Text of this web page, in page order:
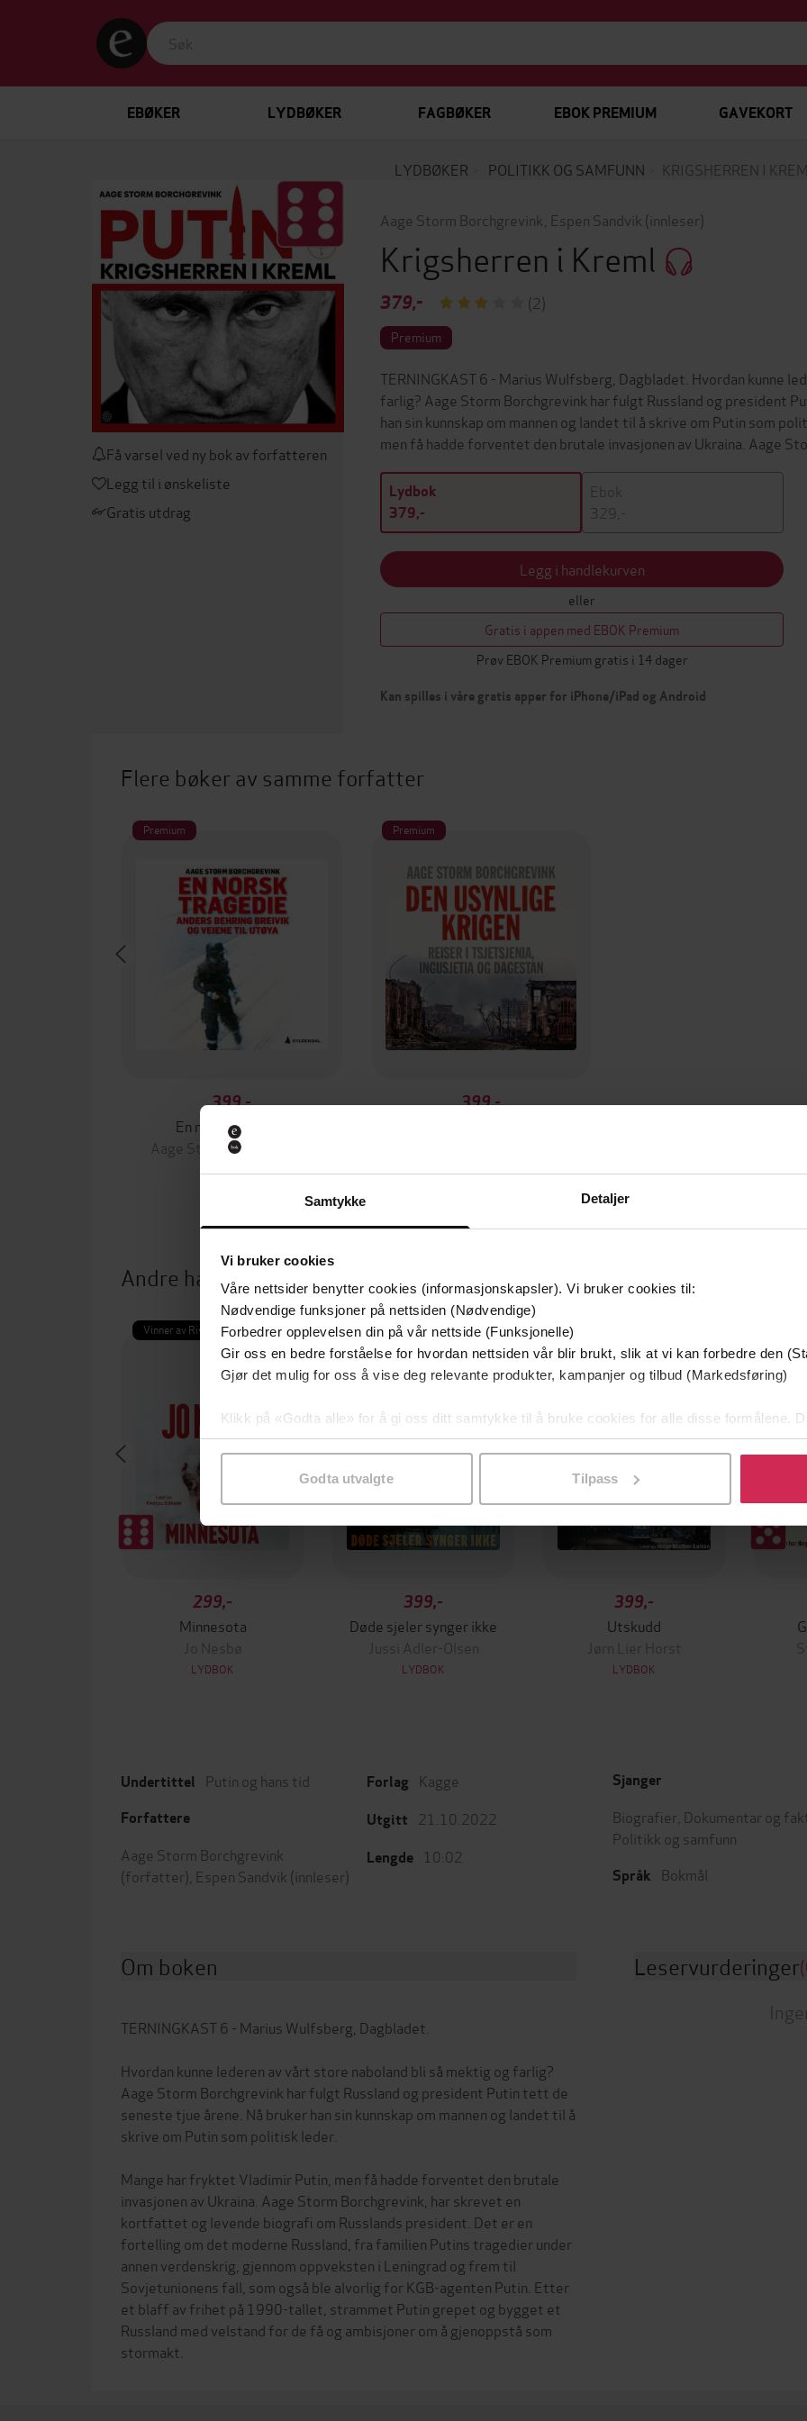
Samtykke Detaljer
Vi bruker cookies
Våre nettsider benytter cookies (informasjonskapsler). Vi bruker cookies til:
Nødvendige funksjoner på nettsiden (Nødvendige)
Forbedrer opplevelsen din på vår nettside (Funksjonelle)
Gir oss en bedre forståelse for hvordan nettsiden vår blir brukt, slik at vi kan forbedre den
Gjør det mulig for oss å vise deg relevante produkter, kampanjer og tilbud (Markedsføring)
Klikk på «Godta alle» for å gi oss ditt samtykke til å bruke cookies for alle disse formålene.
samtykke til spesifikke formål ved å klikke på «Tilpass». Du kan når som helst trekke
Godta utvalgte Tilpass
EBØKER LYDBØKER FAGBØKER EBOK PREMIUM GAVEKORT
LYDBØKER POLITIKK OG SAMFUNN KRIGSHERREN I
Få varsel ved ny bok av forfatteren
Legg til i ønskeliste
Gratis utdrag
Aage Storm Borchgrevink Espen Sandvik (innleser)
Krigsherren i Kreml
379,- (2)
Premium
TERNINGKAST 6 - Marius Wulfsberg, Dagbladet. Hvordan kunne
farlig? Aage Storm Borchgrevink har fulgt Russland og president
han sin kunnskap om mannen og landet til å skrive om Putin som
men få hadde forventet den brutale invasjonen av Ukraina. Aage
Lydbok
379,-
Ebok
329,-
Legg i handlekurven
eller
Gratis i appen med EBOK Premium
Prøv EBOK Premium gratis i 14 dager
Kan spilles i våre gratis apper for iPhone/iPad og Android
Flere bøker av samme forfatter
Premium
399,-
En norsk tragedie
Aage Storm Borchgrevink
Premium
399,-
Andre har også kjøpt
Vinner av Rivertonprisen
299,-
Minnesota
Jo Nesbø
LYDBOK
Første gang på tilbud
399,-
Døde sjeler synger ikke
Jussi Adler-Olsen
LYDBOK
Første gang på tilbud
399,-
Utskudd
Jørn Lier Horst
LYDBOK
Undertittel Putin og hans tid
Forfattere
Aage Storm Borchgrevink
(forfatter), Espen Sandvik (innleser)
Forlag Kagge
Utgitt 21.10.2022
Lengde 10:02
Sjanger
Biografier Dokumentar og
Politikk og samfunn
Språk Bokmål
Om boken
TERNINGKAST 6 - Marius Wulfsberg, Dagbladet.
Hvordan kunne lederen av vårt store naboland bli så mektig og farlig?
Aage Storm Borchgrevink har fulgt Russland og president Putin tett de
seneste tjue årene. Nå bruker han sin kunnskap om mannen og landet til å
skrive om Putin som politisk leder.
Mange har fryktet Vladimir Putin, men få hadde forventet den brutale
invasjonen av Ukraina. Aage Storm Borchgrevink, har skrevet en
kortfattet og levende biografi om Russlands president. Det er en
fortelling om det moderne Russland, fra familien Putins tragedier under
annen verdenskrig, gjennom oppveksten i Leningrad og frem til
Sovjetunionens fall, som også ble alvorlig for KGB-agenten Putin. Etter
et blaff av frihet på 1990-tallet, strammet Putin grepet og bygget et
Russland med velstand for de få og ambisjoner om å gjenoppstå som
Leservurderinger